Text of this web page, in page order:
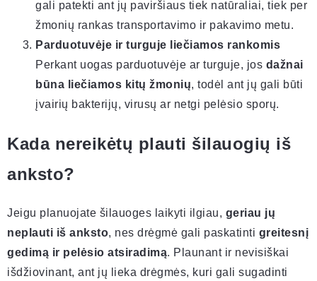
gali patekti ant jų paviršiaus tiek natūraliai, tiek per
žmonių rankas transportavimo ir pakavimo metu.
Parduotuvėje ir turguje liečiamos rankomis
Perkant uogas parduotuvėje ar turguje, jos dažnai
būna liečiamos kitų žmonių, todėl ant jų gali būti
įvairių bakterijų, virusų ar netgi pelėsio sporų.
Kada nereikėtų plauti šilauogių iš
anksto?
Jeigu planuojate šilauoges laikyti ilgiau, geriau jų
neplauti iš anksto, nes drėgmė gali paskatinti greitesnį
gedimą ir pelėsio atsiradimą. Plaunant ir nevisiškai
išdžiovinant, ant jų lieka drėgmės, kuri gali sugadinti